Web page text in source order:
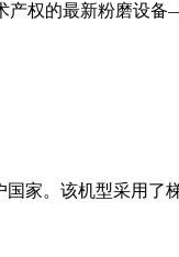
权的最新粉磨设
家。该机型采用